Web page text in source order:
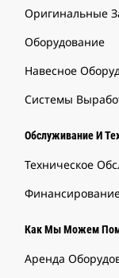
Оригинальные
Оборудование
Навесное
Системы
Обслуживание И
Техническое
Как Мы Можем
Аренда